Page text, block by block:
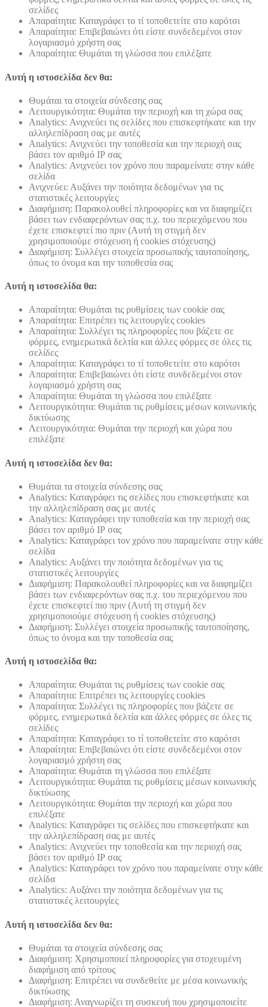
σελίδες
Απαραίτητα: Καταγράφει το τί τοποθετείτε στο καρότσι
Απαραίτητα: Επιβεβαιώνει ότι είστε συνδεδεμένοι στον
λογαριασμό χρήστη σας
Απαραίτητα: Θυμάται τη γλώσσα που επιλέξατε
Αυτή η ιστοσελίδα δεν θα:
Θυμάται τα στοιχεία σύνδεσης σας
Λειτουργικότητα: Θυμάται την περιοχή και τη χώρα σας
Analytics: Ανιχνεύει τις σελίδες που επισκεφτήκατε και την
αλληλεπίδραση σας με αυτές
Analytics: Ανιχνεύει την τοποθεσία και την περιοχή σας
βάσει τον αριθμό ΙΡ σας
Analytics: Ανιχνεύει τον χρόνο που παραμείνατε στην κάθε
σελίδα
Ανιχνεύει: Αυξάνει την ποιότητα δεδομένων για τις
στατιστικές λειτουργίες
Διαφήμιση: Παρακολουθεί πληροφορίες και να διαφημίζει
βάσει των ενδιαφερόντων σας π.χ. του περιεχόμενου που
έχετε επισκεφτεί πιο πριν (Αυτή τη στιγμή δεν
χρησιμοποιούμε στόχευση ή cookies στόχευσης)
Διαφήμιση: Συλλέγει στοιχεία προσωπικής ταυτοποίησης,
όπως το όνομα και την τοποθεσία σας
Αυτή η ιστοσελίδα θα:
Απαραίτητα: Θυμάται τις ρυθμίσεις των cookie σας
Απαραίτητα: Επιτρέπει τις λειτουργίες cookies
Απαραίτητα: Συλλέγει τις πληροφορίες που βάζετε σε
φόρμες, ενημερωτικά δελτία και άλλες φόρμες σε όλες τις
σελίδες
Απαραίτητα: Καταγράφει το τί τοποθετείτε στο καρότσι
Απαραίτητα: Επιβεβαιώνει ότι είστε συνδεδεμένοι στον
λογαριασμό χρήστη σας
Απαραίτητα: Θυμάται τη γλώσσα που επιλέξατε
Λειτουργικότητα: Θυμάται τις ρυθμίσεις μέσων κοινωνικής
δικτύωσης
Λειτουργικότητα: Θυμάται την περιοχή και χώρα που
επιλέξατε
Αυτή η ιστοσελίδα δεν θα:
Θυμάται τα στοιχεία σύνδεσης σας
Analytics: Καταγράφει τις σελίδες που επισκεφτήκατε και
την αλληλεπίδραση σας με αυτές
Analytics: Καταγράφει την τοποθεσία και την περιοχή σας
βάσει τον αριθμό ΙΡ σας
Analytics: Καταγράφει τον χρόνο που παραμείνατε στην κάθε
σελίδα
Analytics: Αυξάνει την ποιότητα δεδομένων για τις
στατιστικές λειτουργίες
Διαφήμιση: Παρακολουθεί πληροφορίες και να διαφημίζει
βάσει των ενδιαφερόντων σας π.χ. του περιεχόμενου που
έχετε επισκεφτεί πιο πριν (Αυτή τη στιγμή δεν
χρησιμοποιούμε στόχευση ή cookies στόχευσης)
Διαφήμιση: Συλλέγει στοιχεία προσωπικής ταυτοποίησης,
όπως το όνομα και την τοποθεσία σας
Αυτή η ιστοσελίδα θα:
Απαραίτητα: Θυμάται τις ρυθμίσεις των cookie σας
Απαραίτητα: Επιτρέπει τις λειτουργίες cookies
Απαραίτητα: Συλλέγει τις πληροφορίες που βάζετε σε
φόρμες, ενημερωτικά δελτία και άλλες φόρμες σε όλες τις
σελίδες
Απαραίτητα: Καταγράφει το τί τοποθετείτε στο καρότσι
Απαραίτητα: Επιβεβαιώνει ότι είστε συνδεδεμένοι στον
λογαριασμό χρήστη σας
Απαραίτητα: Θυμάται τη γλώσσα που επιλέξατε
Λειτουργικότητα: Θυμάται τις ρυθμίσεις μέσων κοινωνικής
δικτύωσης
Λειτουργικότητα: Θυμάται την περιοχή και χώρα που
επιλέξατε
Analytics: Καταγράφει τις σελίδες που επισκεφτήκατε και
την αλληλεπίδραση σας με αυτές
Analytics: Ανιχνεύει την τοποθεσία και την περιοχή σας
βάσει τον αριθμό ΙΡ σας
Analytics: Καταγράφει τον χρόνο που παραμείνατε στην κάθε
σελίδα
Analytics: Αυξάνει την ποιότητα δεδομένων για τις
στατιστικές λειτουργίες
Αυτή η ιστοσελίδα δεν θα:
Θυμάται τα στοιχεία σύνδεσης σας
Διαφήμιση: Χρησιμοποιεί πληροφορίες για στοχευμένη
διαφήμιση από τρίτους
Διαφήμιση: Επιτρέπει να συνδεθείτε με μέσα κοινωνικής
δικτύωσης
Διαφήμιση: Αναγνωρίζει τη συσκευή που χρησιμοποιείτε